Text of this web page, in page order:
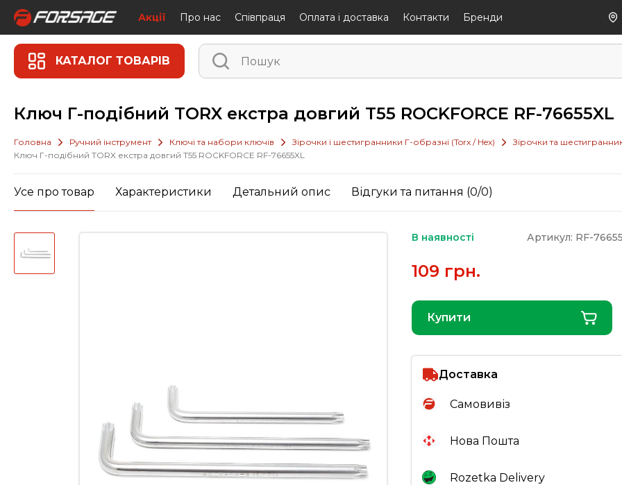
Акції Про нас Співпраця Oплaтa і дocтaвкa Контакти Бренди
КАТАЛОГ ТОВАРІВ
Ключ Г-подібний TORX екстра довгий T55 ROCKFORCE RF-76655XL
Головна Ручний інструмент Ключі та набори ключів Зірочки і шестигранники Г-образні (Torx / Hex)
Зірочки та
Ключ Г-подібний TORX екстра довгий T55 ROCKFORCE RF-76655XL
Усе про товар Характеристики Детальний опис Відгуки та питання (0/0)
В наявності Артикул: RF-
109 грн.
Купити
Доставка
Самовивіз
Нова Пошта
Rozetka Delivery